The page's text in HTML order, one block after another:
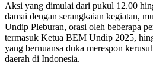
Aksi yang dimulai dari pukul 12.00
damai dengan serangkaian kegiatan,
Undip Pleburan, orasi oleh beberapa
termasuk Ketua BEM Undip 2025,
yang bernuansa duka merespon
daerah di Indonesia.